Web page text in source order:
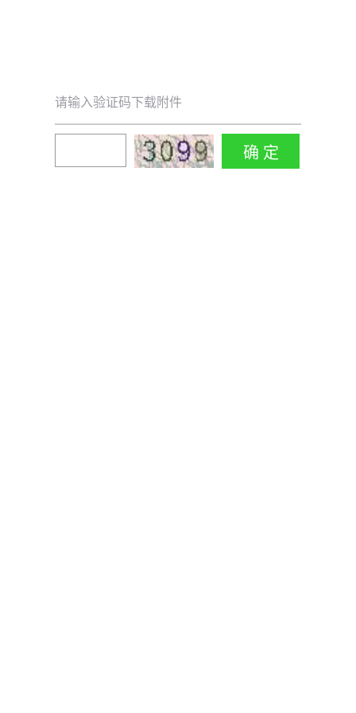
请输入验证码下载附件